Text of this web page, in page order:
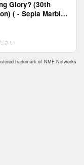
Glory? (30th
( - Sepia Marble
さい
trademark of NME Networks